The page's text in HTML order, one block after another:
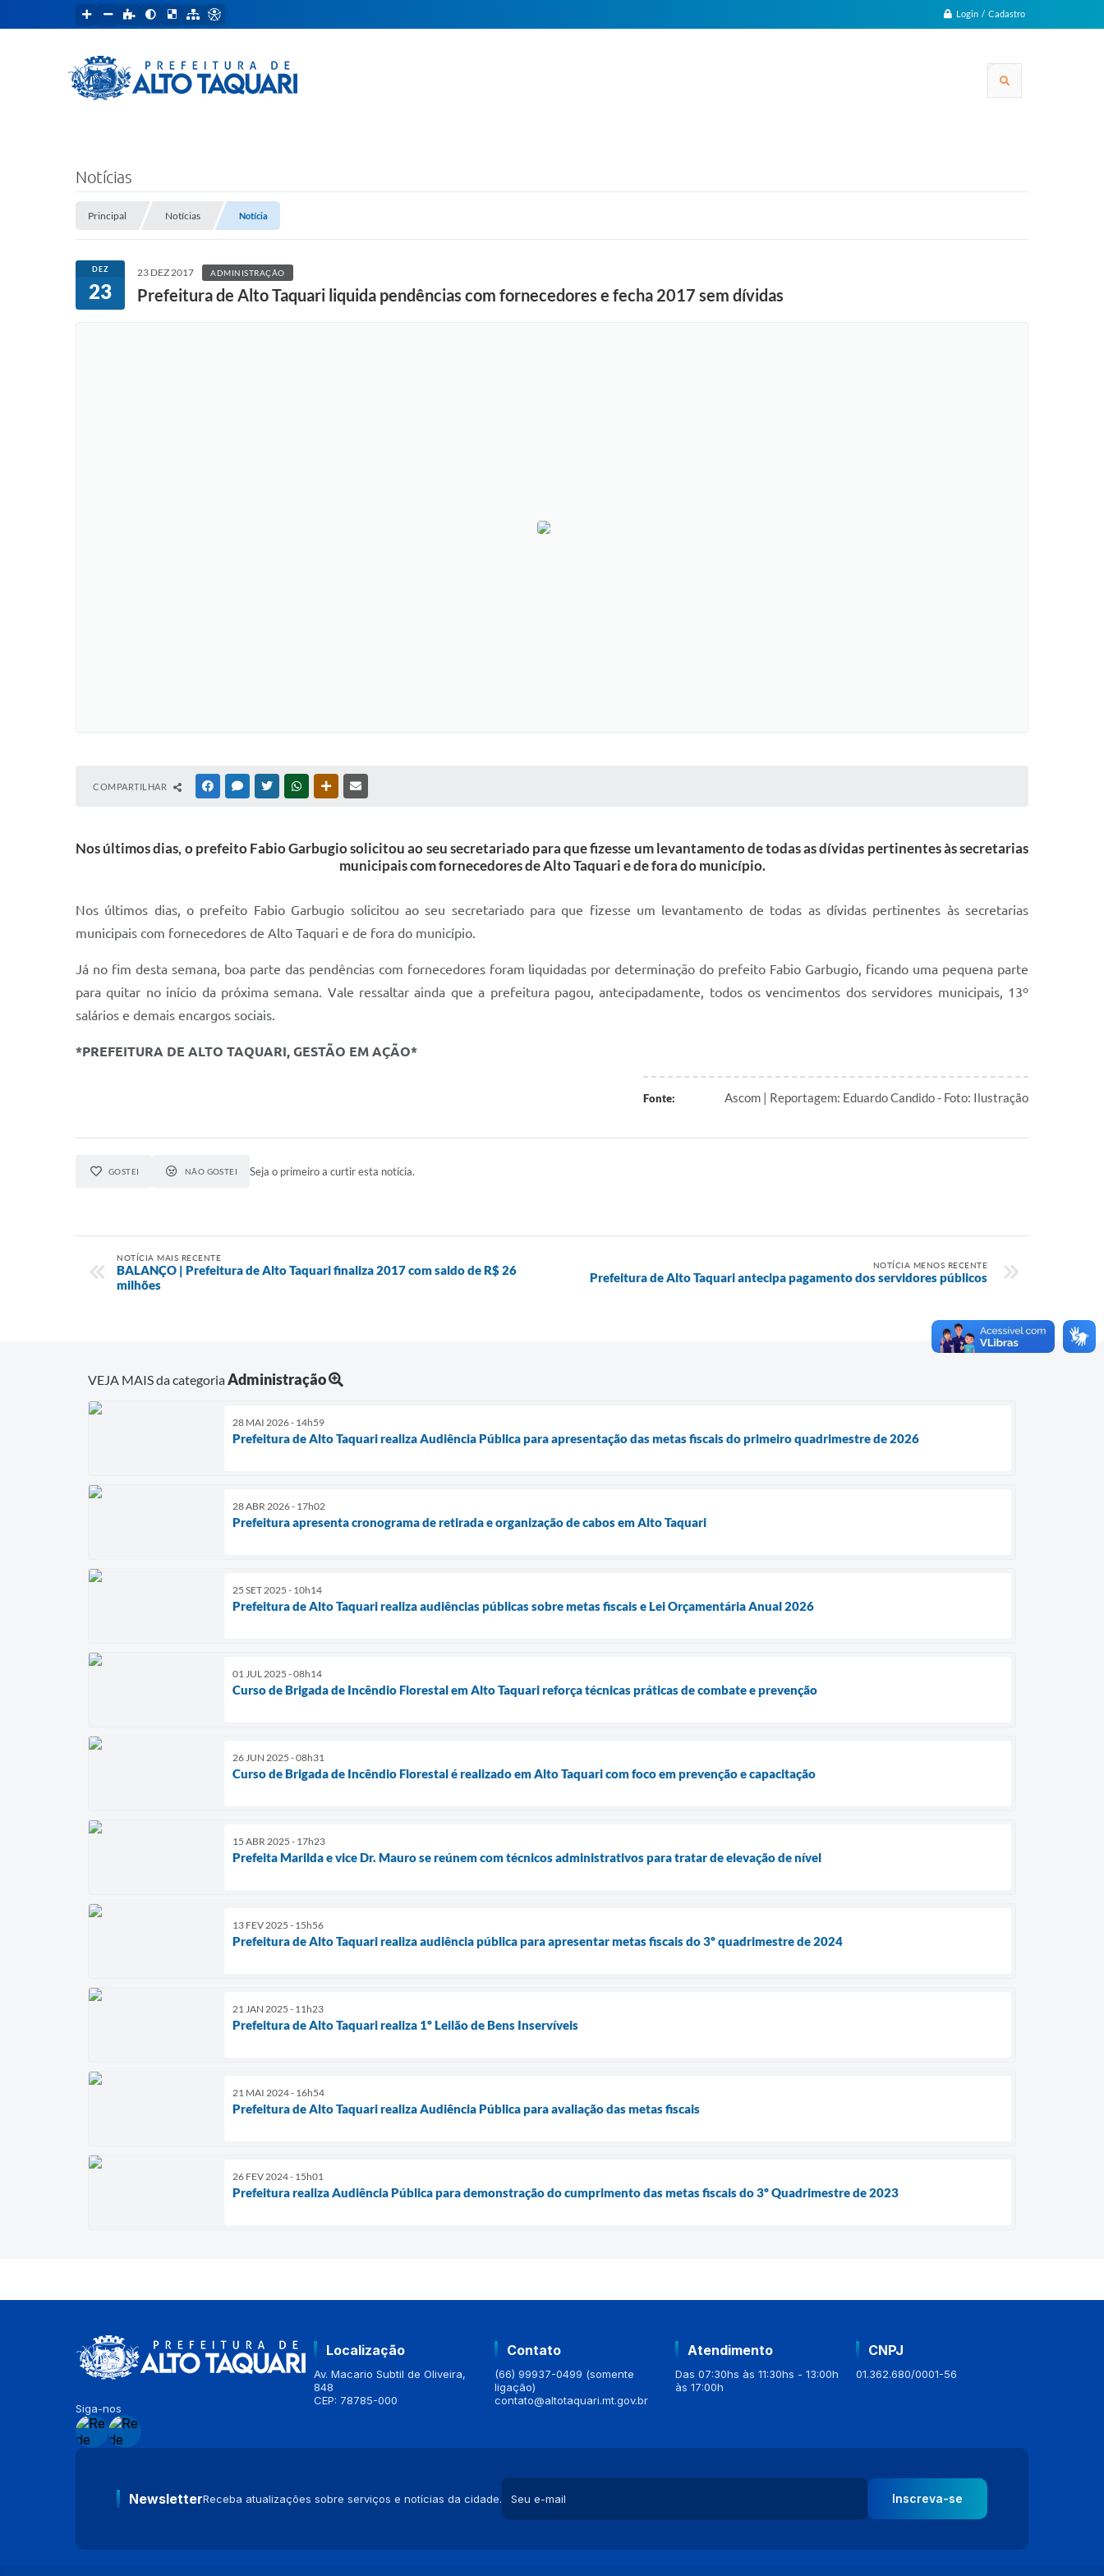
Login / Cadastro
Notícias
Principal Notícias Notícia
DEZ
23
23 DEZ 2017 ADMINISTRAÇÃO
Prefeitura de Alto Taquari liquida pendências com fornecedores e fecha 2017 sem dívidas
COMPARTILHAR FACEBOOKMESSENGER
TWITTERWHATSAPPOUTRAS MÍDIAS
Nos últimos dias, o prefeito Fabio Garbugio solicitou ao seu secretariado para que fizesse um levantamento de todas as dívidas pertinentes às secretarias
municipais com fornecedores de Alto Taquari e de fora do município.
Nos últimos dias, o prefeito Fabio Garbugio solicitou ao seu secretariado para que fizesse um levantamento de todas as dívidas pertinentes às secretarias
municipais com fornecedores de Alto Taquari e de fora do município.
Já no fim desta semana, boa parte das pendências com fornecedores foram liquidadas por determinação do prefeito Fabio Garbugio, ficando uma pequena parte
para quitar no início da próxima semana. Vale ressaltar ainda que a prefeitura pagou, antecipadamente, todos os vencimentos dos servidores municipais, 13º
salários e demais encargos sociais.
*PREFEITURA DE ALTO TAQUARI, GESTÃO EM AÇÃO*
Fonte: Ascom | Reportagem: Eduardo Candido - Foto: Ilustração
GOSTEI NÃO GOSTEI Seja o primeiro a curtir esta notícia.
NOTÍCIA MAIS RECENTE
BALANÇO | Prefeitura de Alto Taquari finaliza 2017 com saldo de R$ 26
milhões
NOTÍCIA MENOS RECENTE
Prefeitura de Alto Taquari antecipa pagamento dos servidores públicos
VEJA MAIS da categoriaAdministração
28 MAI 2026 - 14h59
Prefeitura de Alto Taquari realiza Audiência Pública para apresentação das metas fiscais do primeiro quadrimestre de 2026
28 ABR 2026 - 17h02
Prefeitura apresenta cronograma de retirada e organização de cabos em Alto Taquari
25 SET 2025 - 10h14
Prefeitura de Alto Taquari realiza audiências públicas sobre metas fiscais e Lei Orçamentária Anual 2026
01 JUL 2025 - 08h14
Curso de Brigada de Incêndio Florestal em Alto Taquari reforça técnicas práticas de combate e prevenção
26 JUN 2025 - 08h31
Curso de Brigada de Incêndio Florestal é realizado em Alto Taquari com foco em prevenção e capacitação
15 ABR 2025 - 17h23
Prefeita Marilda e vice Dr. Mauro se reúnem com técnicos administrativos para tratar de elevação de nível
13 FEV 2025 - 15h56
Prefeitura de Alto Taquari realiza audiência pública para apresentar metas fiscais do 3º quadrimestre de 2024
21 JAN 2025 - 11h23
Prefeitura de Alto Taquari realiza 1º Leilão de Bens Inservíveis
21 MAI 2024 - 16h54
Prefeitura de Alto Taquari realiza Audiência Pública para avaliação das metas fiscais
26 FEV 2024 - 15h01
Prefeitura realiza Audiência Pública para demonstração do cumprimento das metas fiscais do 3º Quadrimestre de 2023
Siga-nos
Localização
Av. Macario Subtil de Oliveira,
848
CEP: 78785-000
Contato
(66) 99937-0499 (somente
ligação)
contato@altotaquari.mt.gov.br
Atendimento
Das 07:30hs às 11:30hs - 13:00h
às 17:00h
CNPJ
01.362.680/0001-56
NewsletterReceba atualizações sobre serviços e notícias da cidade. Inscreva-se